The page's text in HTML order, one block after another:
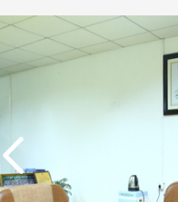
有限公司营业执照